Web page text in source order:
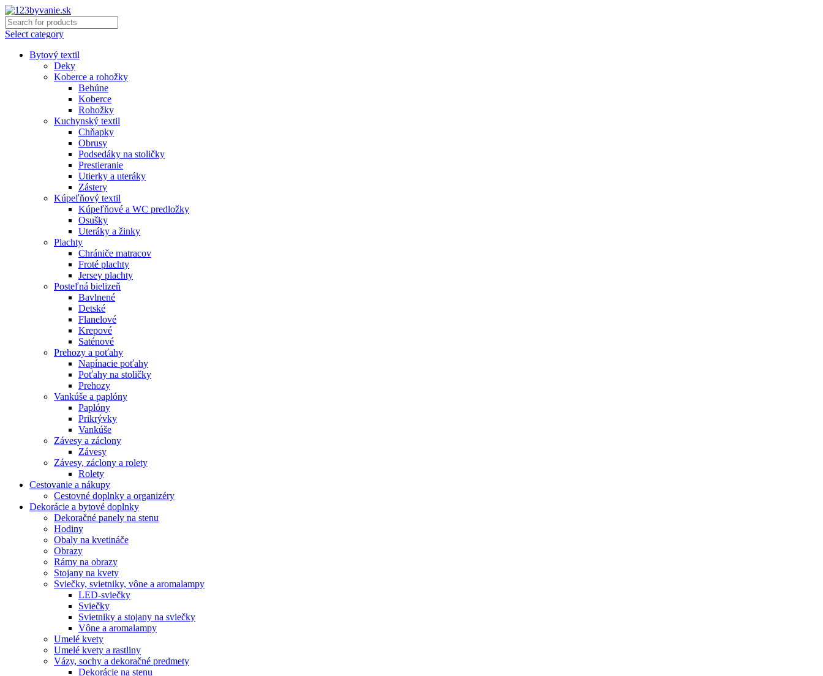
Select category
Bytový textil
Deky
Koberce a rohožky
Behúne
Koberce
Rohožky
Kuchynský textil
Chňapky
Obrusy
Podsedáky na stoličky
Prestieranie
Utierky a uteráky
Zástery
Kúpeľňový textil
Kúpeľňové a WC predložky
Osušky
Uteráky a žinky
Plachty
Chrániče matracov
Froté plachty
Jersey plachty
Posteľná bielizeň
Bavlnené
Detské
Flanelové
Krepové
Saténové
Prehozy a poťahy
Napínacie poťahy
Poťahy na stoličky
Prehozy
Vankúše a paplóny
Paplóny
Prikrývky
Vankúše
Závesy a záclony
Závesy
Závesy, záclony a rolety
Rolety
Cestovanie a nákupy
Cestovné doplnky a organizéry
Dekorácie a bytové doplnky
Dekoračné panely na stenu
Hodiny
Obaly na kvetináče
Obrazy
Rámy na obrazy
Stojany na kvety
Sviečky, svietniky, vône a aromalampy
LED-sviečky
Sviečky
Svietniky a stojany na sviečky
Vône a aromalampy
Umelé kvety
Umelé kvety a rastliny
Vázy, sochy a dekoračné predmety
Dekorácie na stenu